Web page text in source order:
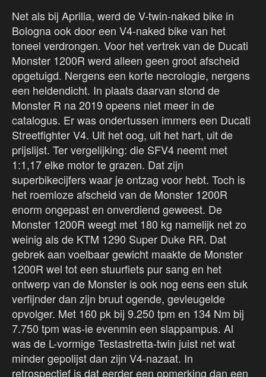
Net als bij Aprilia, werd de V-twin-naked bike in
Bologna ook door een V4-naked bike van het
toneel verdrongen. Voor het vertrek van de Ducati
Monster 1200R werd alleen geen groot afscheid
opgetuigd. Nergens een korte necrologie, nergens
een heldendicht. In plaats daarvan stond de
Monster R na 2019 opeens niet meer in de
catalogus. Er was ondertussen immers een Ducati
Streetfighter V4. Uit het oog, uit het hart, uit de
prijslijst. Ter vergelijking: die SFV4 neemt met
1:1,17 elke motor te grazen. Dat zijn
superbikecijfers waar je ontzag voor hebt. Toch is
het roemloze afscheid van de Monster 1200R
enorm ongepast en onverdiend geweest. De
Monster 1200R weegt met 180 kg namelijk net zo
weinig als de KTM 1290 Super Duke RR. Dat
gebrek aan voelbaar gewicht maakte de Monster
1200R wel tot een stuurfiets pur sang en het
ontwerp van de Monster is ook nog eens een stuk
verfijnder dan zijn bruut ogende, gevleugelde
opvolger. Met 160 pk bij 9.250 tpm en 134 Nm bij
7.750 tpm was-ie evenmin een slappampus. Al
was de L-vormige Testastretta-twin juist net wat
minder gepolijst dan zijn V4-nazaat. In
retrospectief is dat eerder een opmerking dan een